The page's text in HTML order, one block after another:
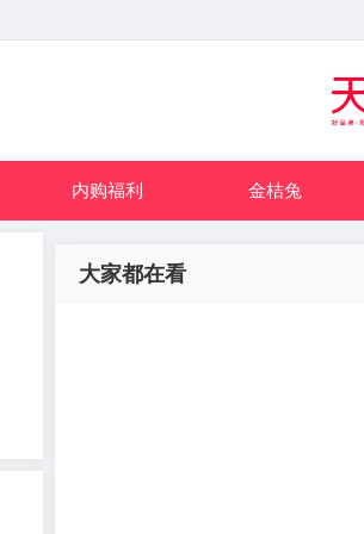
内购福利 金桔兔
大家都在看